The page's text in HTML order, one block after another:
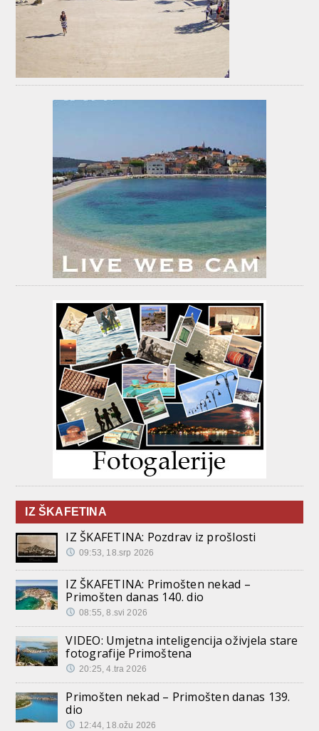
IZ ŠKAFETINA
IZ ŠKAFETINA: Pozdrav iz prošlosti
09:53, 18.srp 2026
IZ ŠKAFETINA: Primošten nekad –
Primošten danas 140. dio
08:55, 8.svi 2026
VIDEO: Umjetna inteligencija oživjela stare
fotografije Primoštena
20:25, 4.tra 2026
Primošten nekad – Primošten danas 139.
dio
12:44, 18.ožu 2026